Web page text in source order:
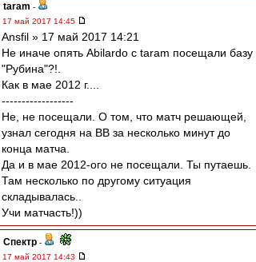
taram -
17 май 2017 14:45
Ansfil » 17 май 2017 14:21
Не иначе опять Abilardo с taram посещали базу
"Рубина"?!.
Как в мае 2012 г....
------------------
Не, не посещали. О том, что матч решающей,
узнал сегодня на ВВ за несколько минут до
конца матча.
Да и в мае 2012-ого не посещали. Ты путаешь.
Там несколько по другому ситуация
складывалась..
Учи матчасть!))
Спектр -
17 май 2017 14:43